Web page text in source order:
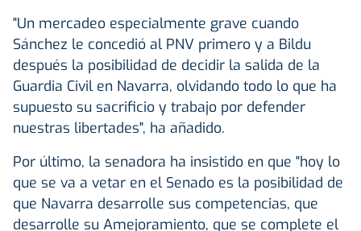
"Un mercadeo especialmente grave cuando
Sánchez le concedió al PNV primero y a Bildu
después la posibilidad de decidir la salida de la
Guardia Civil en Navarra, olvidando todo lo que ha
supuesto su sacrificio y trabajo por defender
nuestras libertades", ha añadido.
Por último, la senadora ha insistido en que "hoy lo
que se va a vetar en el Senado es la posibilidad de
que Navarra desarrolle sus competencias, que
desarrolle su Amejoramiento, que se complete el